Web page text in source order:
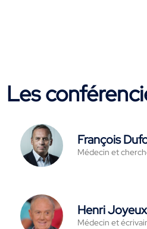
Les
François
Médecin et
Henri Joyeux
Médecin et